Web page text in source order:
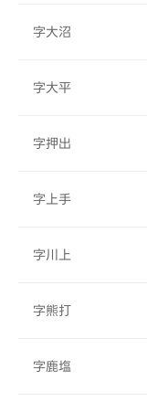
字大沼
字大平
字押出
字上手
字川上
字熊打
字鹿塩